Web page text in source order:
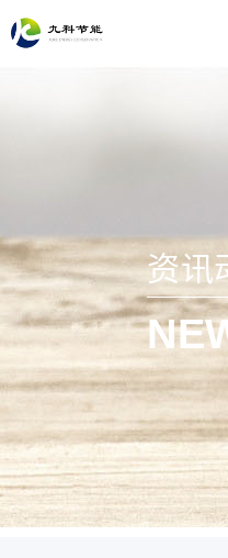
资讯